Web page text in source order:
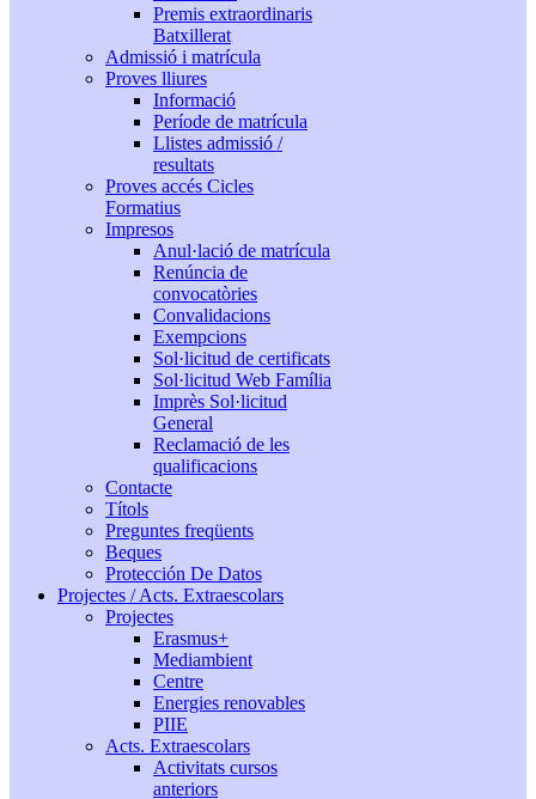
Premis extraordinaris
Batxillerat
Admissió i matrícula
Proves lliures
Informació
Període de matrícula
Llistes admissió /
resultats
Proves accés Cicles
Formatius
Impresos
Anul·lació de matrícula
Renúncia de
convocatòries
Convalidacions
Exempcions
Sol·licitud de certificats
Sol·licitud Web Família
Imprès Sol·licitud
General
Reclamació de les
qualificacions
Contacte
Títols
Preguntes freqüents
Beques
Protección De Datos
Projectes / Acts. Extraescolars
Projectes
Erasmus+
Mediambient
Centre
Energies renovables
PIIE
Acts. Extraescolars
Activitats cursos
anteriors